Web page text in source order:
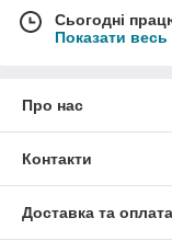
Сьогодні
Показати
Про нас
Контакти
Доставка та оплата